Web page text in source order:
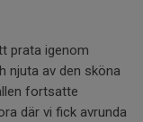
prata igenom
njuta av den sköna
fortsatte
där vi fick avrunda